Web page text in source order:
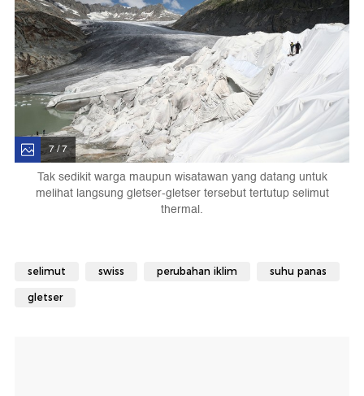
7 / 7
Tak sedikit warga maupun wisatawan yang datang untuk
melihat langsung gletser-gletser tersebut tertutup selimut
thermal.
selimut swiss perubahan iklim suhu panas
gletser